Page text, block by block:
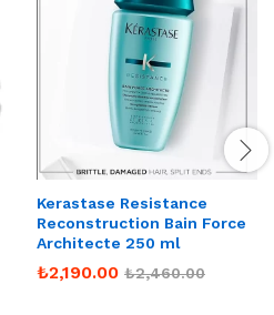
Kerastase Resistance
Reconstruction Bain Force
Architecte 250 ml
₺2,190.00 ₺2,460.00